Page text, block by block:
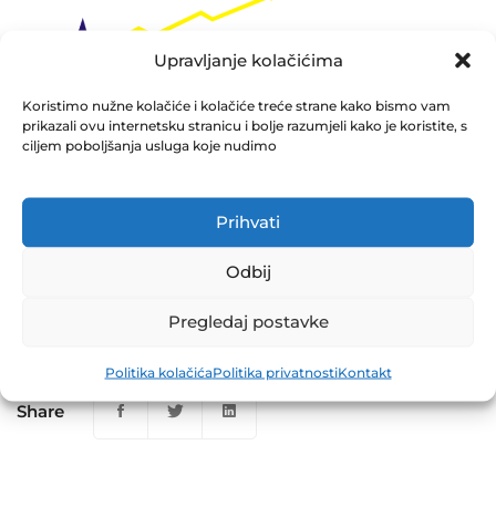
Upravljanje kolačićima
Koristimo nužne kolačiće i kolačiće treće strane kako bismo vam
prikazali ovu internetsku stranicu i bolje razumjeli kako je koristite, s
ciljem poboljšanja usluga koje nudimo
Prihvati
Odbij
Pregledaj postavke
Politika kolačićaPolitika privatnostiKontakt
poslovanje društva DUF – Sazivanje vanredne
Share